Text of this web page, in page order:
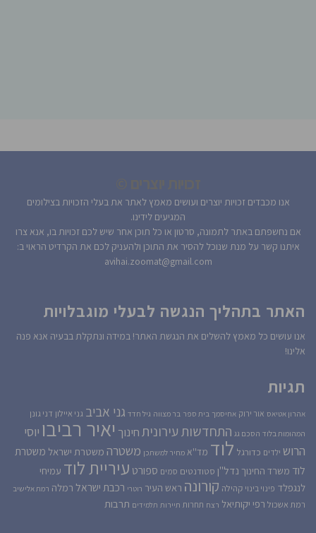
אנו מכבדים זכויות יוצרים ועושים מאמץ לאתר את בעלי הזכויות בצילומים
המגיעים לידינו.
אם נחשפתם באתר לתמונה, סרטון או כל תוכן אחר שיש לכם זכויות בו, אנא צרו
איתנו קשר על מנת שנוכל להסיר את התוכן ולהעניק לכם את הקרדיט הראוי ב:
avihai.zoomat@gmail.com
האתר בתהליך הנגשה לבעלי מוגבלויות
אנו עושים כל מאמץ להשלים את הנגשת האתר! במידה ונתקלת בבעיה אנא פנה
אלינו!
תגיות
אהרון אטיאס אור ירוק אחיסמך בית ספר בר מצווה גיל חדד גני אביב גני איילון דני גונן
המהומות בלוד הסכם גג התחדשות עירוניתחינוך יאיר רביבו יוסי
הרוש ילדים כדורגל לוד מד''א מחיר למשתכן משטרה משטרת ישראל משטרת
לוד משרד החינוך נדל''ן סטודנטים סמים ספורט עיריית לוד עמיחי
לנגפלד פינוי בינוי קהילה קורונה ראש העיר רוטרי רכבת ישראל רמלה רמת אלישיב
רמת אשכול רפי יקותיאל רצח תחרות תיירות תלמידים תרבות